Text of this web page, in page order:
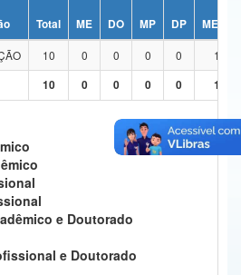
e Comunicações
Direitos Humanos
Total ME DO MP DP
ME/DO
10 0 0 0 0
10
10 0 0 0 0 10
e Doutorado
e Doutorado